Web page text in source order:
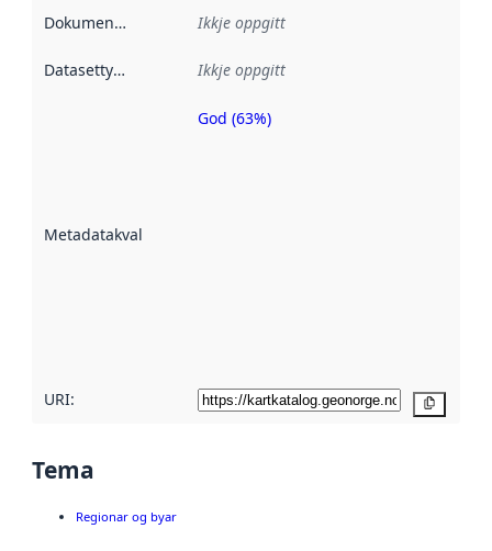
Dokumentasjon Ikkje oppgitt
Datasettype Ikkje oppgitt
Metadatakvalitet
Metadatakvalitet
God (63%)
URI:
Tema
Regionar og byar